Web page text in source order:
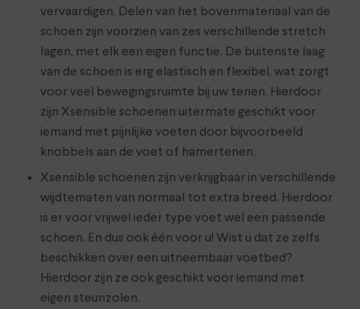
vervaardigen. Delen van het bovenmateriaal van de
schoen zijn voorzien van zes verschillende stretch
lagen, met elk een eigen functie. De buitenste laag
van de schoen is erg elastisch en flexibel, wat zorgt
voor veel bewegingsruimte bij uw tenen. Hierdoor
zijn Xsensible schoenen uitermate geschikt voor
iemand met pijnlijke voeten door bijvoorbeeld
knobbels aan de voet of hamertenen.
Xsensible schoenen zijn verkrijgbaar in verschillende
wijdtematen van normaal tot extra breed. Hierdoor
is er voor vrijwel ieder type voet wel een passende
schoen. En dus ook één voor u! Wist u dat ze zelfs
beschikken over een uitneembaar voetbed?
Hierdoor zijn ze ook geschikt voor iemand met
eigen steunzolen.